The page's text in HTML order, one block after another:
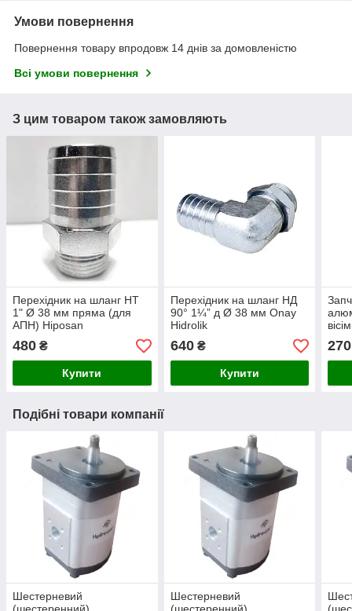
Умови повернення
Повернення товару впродовж 14 днів за домовленістю
Всі умови повернення
З цим товаром також замовляють
Перехідник на шланг НТ
1" Ø 38 мм пряма (для
АПН) Hiposan
480 ₴
Купити
Перехідник на шланг НД
90° 1¼” д Ø 38 мм Onay
Hidrolik
640₴
Купити
270
Подібні товари компанії
Шестерневий
Шестерневий